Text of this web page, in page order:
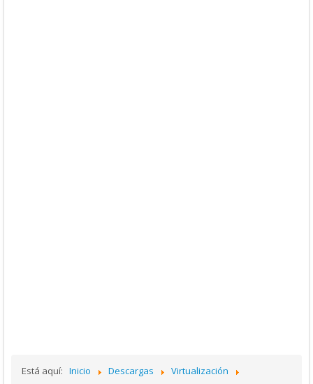
Está aquí: Inicio Descargas Virtualización